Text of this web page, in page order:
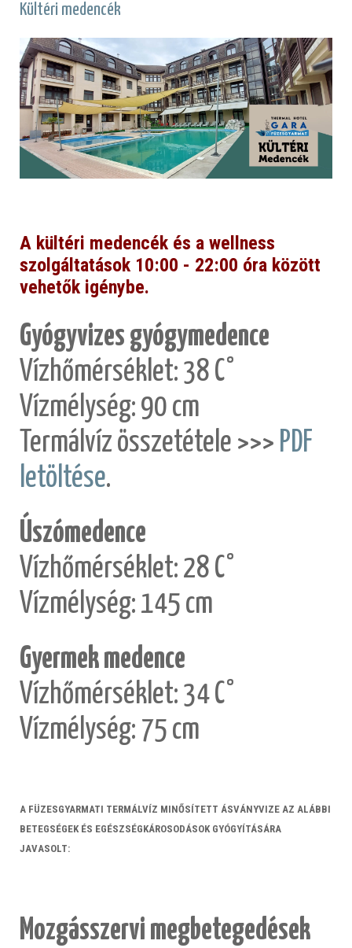
Kültéri medencék
A kültéri medencék és a wellness
szolgáltatások 10:00 - 22:00 óra között
vehetők igénybe.
Gyógyvizes gyógymedence
Vízhőmérséklet: 38 C°
Vízmélység: 90 cm
Termálvíz összetétele >>> PDF
letöltése.
Úszómedence
Vízhőmérséklet: 28 C°
Vízmélység: 145 cm
Gyermek medence
Vízhőmérséklet: 34 C°
Vízmélység: 75 cm
A FÜZESGYARMATI TERMÁLVÍZ MINŐSÍTETT ÁSVÁNYVIZE AZ ALÁBBI
BETEGSÉGEK ÉS EGÉSZSÉGKÁROSODÁSOK GYÓGYÍTÁSÁRA
JAVASOLT:
Mozgásszervi megbetegedések